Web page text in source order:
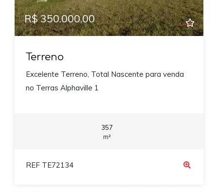
R$ 350.000,00
Terreno
Excelente Terreno, Total Nascente para venda
no Terras Alphaville 1
357
m²
REF TE72134